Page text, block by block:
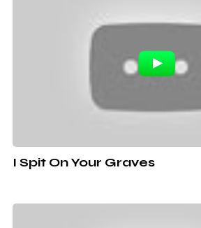
I Spit On Your Graves